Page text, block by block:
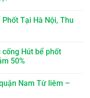
Tại Hà Nội, Thu
cống Hút bể phốt
50%
Nam Từ liêm –